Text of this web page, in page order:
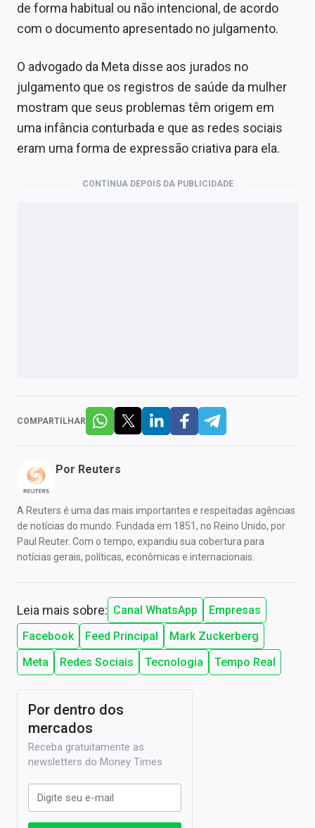
de forma habitual ou não intencional, de acordo
com o documento apresentado no julgamento.
O advogado da Meta disse aos jurados no
julgamento que os registros de saúde da mulher
mostram que seus problemas têm origem em
uma infância conturbada e que as redes sociais
eram uma forma de expressão criativa para ela.
CONTINUA DEPOIS DA PUBLICIDADE
COMPARTILHAR
Por Reuters
A Reuters é uma das mais importantes e respeitadas agências
de notícias do mundo. Fundada em 1851, no Reino Unido, por
Paul Reuter. Com o tempo, expandiu sua cobertura para
notícias gerais, políticas, econômicas e internacionais.
Leia mais sobre: Canal WhatsApp
Empresas
Facebook
Feed Principal
Mark Zuckerberg
Meta
Redes Sociais Tecnologia Tempo Real
Por dentro dos
mercados
Receba gratuitamente as
newsletters do Money Times